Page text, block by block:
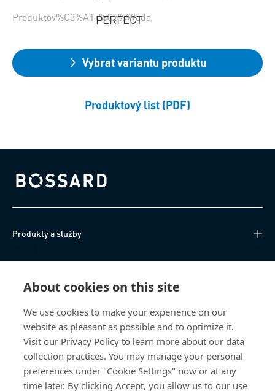
About cookies on this site
We use cookies to make your experience on our
website as pleasant as possible and to optimize it.
Visit our Privacy Policy to learn more about our data
collection practices. You may manage your personal
preferences under "Cookie Settings" now or at any
time later. By clicking Accept, you allow us to our use
Produktov%C3%A1+%C5%99ada
PERFECT
Vybrat variantu produktu
Produktový list (PDF)
Bossard homepage
Produkty a služby
Technické informace
O nás
Bossard Česká republika
Tuřanka 1519/115a